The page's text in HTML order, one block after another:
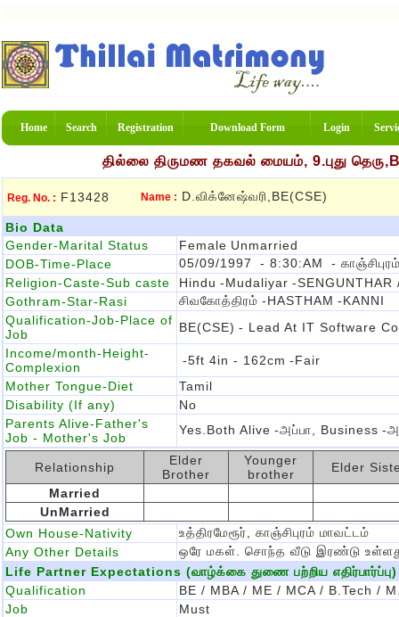
Home Search Registration Download Form Login
தில்லை திருமண தகவல் மையம், 9.புது
Reg. No. : F13428 Name : D.விக்னேஷ்வரி,BE(CSE)
Bio Data
Gender-Marital Status
Female Unmarried
DOB-Time-Place
05/09/1997 - 8:30:AM
-
Religion-Caste-Sub caste
Hindu -Mudaliyar -SENGUNTHAR
Gothram-Star-Rasi
சிவகோத்திரம் -HASTHAM -KANNI
Qualification-Job-Place of
Job
BE(CSE) - Lead At IT Software
Income/month-Height-
Complexion
-5ft 4in - 162cm -Fair
Mother Tongue-Diet
Tamil
Disability (If any)
No
Parents Alive-Father's
Job - Mother's Job
Yes.Both Alive -அப்பா, Business -
Relationship
Elder
Brother
Younger
brother
Elder
Married
UnMarried
Own House-Nativity
உத்திரமேரூர், காஞ்சிபுரம் மாவட்டம்
Any Other Details
ஒரே மகள். சொந்த வீடு இரண்டு
Life Partner Expectations (வாழ்க்கை துணை பற்றிய எதிர்பார்ப்பு)
Qualification
BE / MBA / ME / MCA / B.Tech /
Job
Must